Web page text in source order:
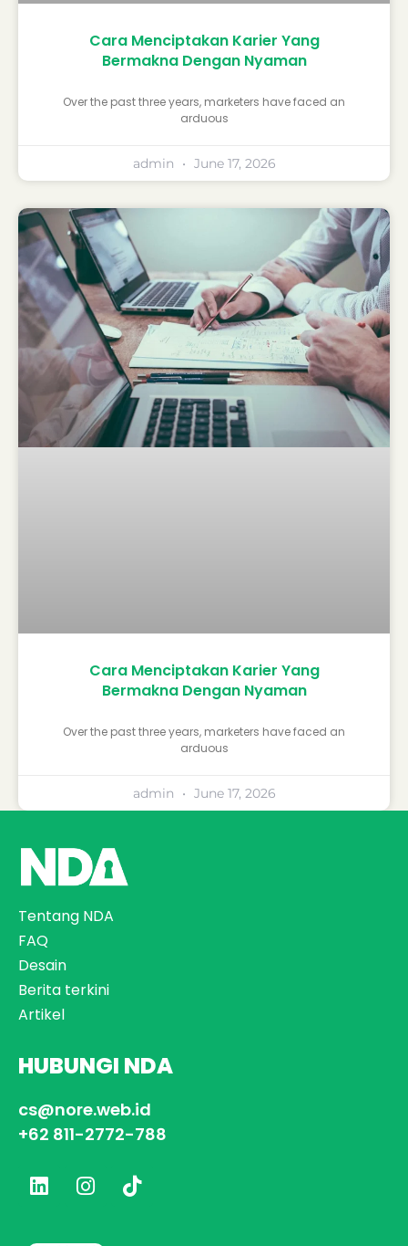
Cara Menciptakan Karier Yang
Bermakna Dengan Nyaman
Over the past three years, marketers have faced an
arduous
admin June 17, 2026
Cara Menciptakan Karier Yang
Bermakna Dengan Nyaman
Over the past three years, marketers have faced an
arduous
admin June 17, 2026
Tentang NDA
FAQ
Desain
Berita terkini
Artikel
HUBUNGI NDA
cs@nore.web.id
+62 811-2772-788